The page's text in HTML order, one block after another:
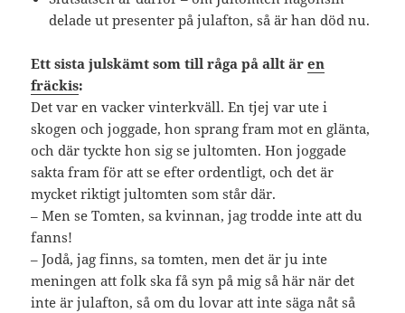
delade ut presenter på julafton, så är han död nu.
Ett sista julskämt som till råga på allt ären
fräckis:
Det var en vacker vinterkväll. En tjej var ute i
skogen och joggade, hon sprang fram mot en glänta,
och där tyckte hon sig se jultomten. Hon joggade
sakta fram för att se efter ordentligt, och det är
mycket riktigt jultomten som står där.
– Men se Tomten, sa kvinnan, jag trodde inte att du
fanns!
– Jodå, jag finns, sa tomten, men det är ju inte
meningen att folk ska få syn på mig så här när det
inte är julafton, så om du lovar att inte säga nåt så